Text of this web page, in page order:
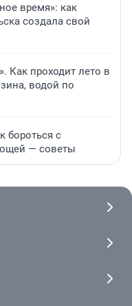
время»: как
создала свой
Как проходит лето в
водой по
бороться с
— советы